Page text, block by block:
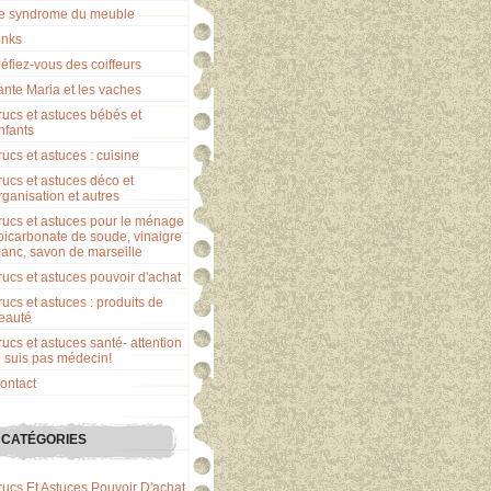
syndrome du meuble
vous des coiffeurs
Maria et les vaches
et astuces bébés et
et astuces : cuisine
et astuces déco et
et autres
et astuces pour le ménage
de soude, vinaigre
savon de marseille
et astuces pouvoir d'achat
et astuces : produits de
et astuces santé- attention
suis pas médecin!
CATÉGORIES
Et Astuces Pouvoir D'achat